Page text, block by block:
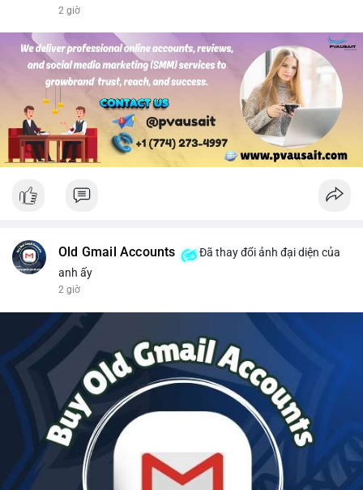
chốt 50% vị thế tại TP1 và dời stop loss về điểm hòa vốn.
#solusdt #longsol #vung76 #breakoutsol #lenhmuasol
2 giờ
Old Gmail Accounts
Đã thay đổi ảnh đại diện của
anh ấy
2 giờ